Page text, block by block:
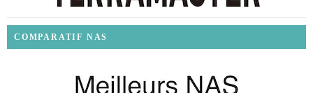
COMPARATIF NAS